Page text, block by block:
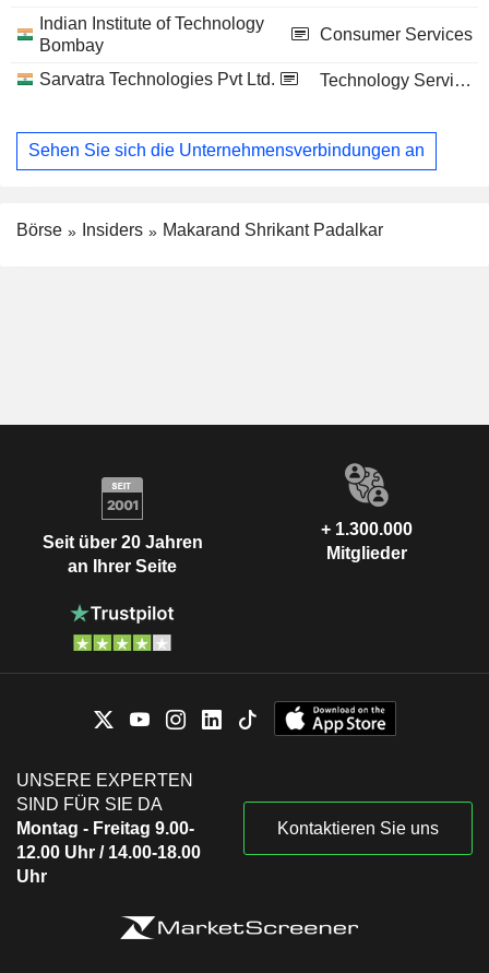
Indian Institute of Technology
Bombay
Consumer Services
Sarvatra Technologies Pvt Ltd. Technology Services
Sehen Sie sich die Unternehmensverbindungen an
Börse Insiders Makarand Shrikant Padalkar
Seit über 20 Jahren
an Ihrer Seite
+ 1.300.000
Mitglieder
UNSERE EXPERTEN
SIND FÜR SIE DA
Montag - Freitag 9.00-
12.00 Uhr / 14.00-18.00
Uhr
Kontaktieren Sie uns